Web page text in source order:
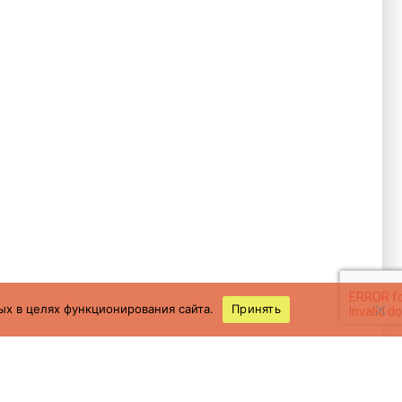
в целях функционирования сайта. Принять